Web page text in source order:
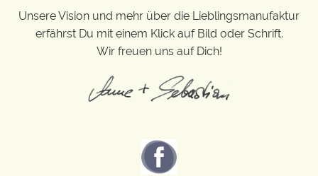
Unsere Vision und mehr über die Lieblingsmanufaktur
erfährst Du mit einem Klick auf Bild oder Schrift.
Wir freuen uns auf Dich!